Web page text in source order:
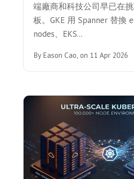
端廠商和科技公司早已在
板。GKE 用 Spanner 替換
nodes、EKS...
By Eason Cao,on 11 Apr 2026